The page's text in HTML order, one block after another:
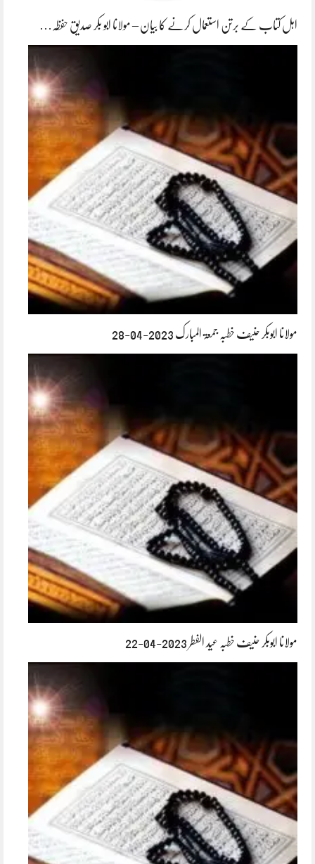
اہل کتاب کے برتن استعمال کرنے کا بیان – مولانا ابو بکر صدیق حفظہ…
مولانا ابوبکر حنیف خطبہ جمعۃ المبارک 2023-04-28
مولانا ابوبکر حنیف خطبہ عید الفطر 2023-04-22